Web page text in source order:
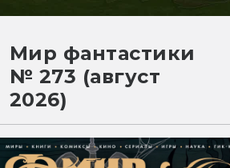
Мир фантастики
№ 273 (август
2026)